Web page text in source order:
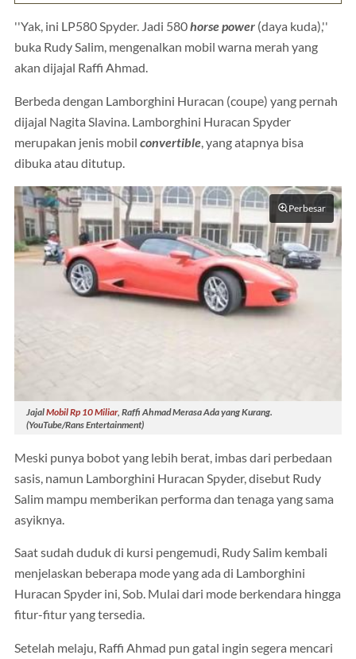
''Yak, ini LP580 Spyder. Jadi 580horse power (daya kuda),''
buka Rudy Salim, mengenalkan mobil warna merah yang
akan dijajal Raffi Ahmad.
Berbeda dengan Lamborghini Huracan (coupe) yang pernah
dijajal Nagita Slavina. Lamborghini Huracan Spyder
merupakan jenis mobil convertible, yang atapnya bisa
dibuka atau ditutup.
Perbesar
JajalMobil Rp 10 Miliar, Raffi Ahmad Merasa Ada yang Kurang.
(YouTube/Rans Entertainment)
Meski punya bobot yang lebih berat, imbas dari perbedaan
sasis, namun Lamborghini Huracan Spyder, disebut Rudy
Salim mampu memberikan performa dan tenaga yang sama
asyiknya.
Saat sudah duduk di kursi pengemudi, Rudy Salim kembali
menjelaskan beberapa mode yang ada di Lamborghini
Huracan Spyder ini, Sob. Mulai dari mode berkendara hingga
fitur-fitur yang tersedia.
Setelah melaju, Raffi Ahmad pun gatal ingin segera mencari